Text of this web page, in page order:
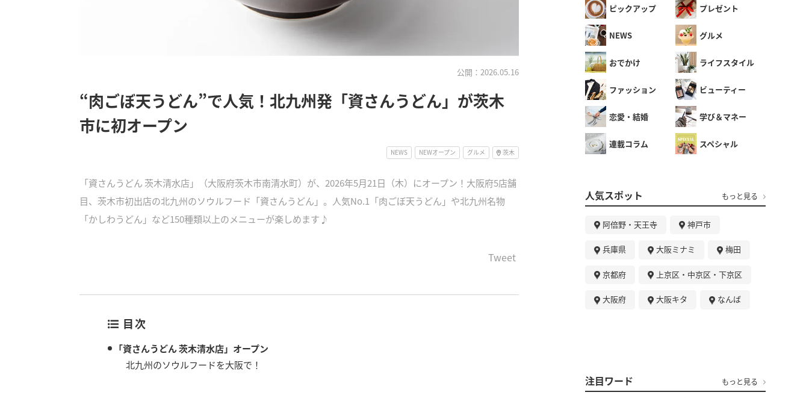
公開：2026.05.16
“肉ごぼ天うどん”で人気！北九州発「資さんうどん」が茨木
市に初オープン
NEWS NEWオープン グルメ 茨木
「資さんうどん 茨木清水店」（大阪府茨木市南清水町）が、2026年5月21日（木）にオープン！大阪府5店舗
目、茨木市初出店の北九州のソウルフード「資さんうどん」。人気No.1「肉ごぼ天うどん」や北九州名物
「かしわうどん」など150種類以上のメニューが楽しめます♪
Tweet
目次
「資さんうどん 茨木清水店」オープン
北九州のソウルフードを大阪で！
ピックアップ プレゼント
NEWS グルメ
おでかけ ライフスタイル
ファッション ビューティー
恋愛・結婚 学び＆マネー
連載コラム スペシャル
人気スポット もっと見る
阿倍野・天王寺 神戸市
兵庫県 大阪ミナミ 梅田
京都府 上京区・中京区・下京区
大阪府 大阪キタ なんば
注目ワード もっと見る